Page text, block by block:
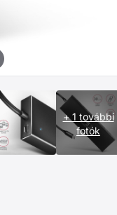
+ 1 további
fotók